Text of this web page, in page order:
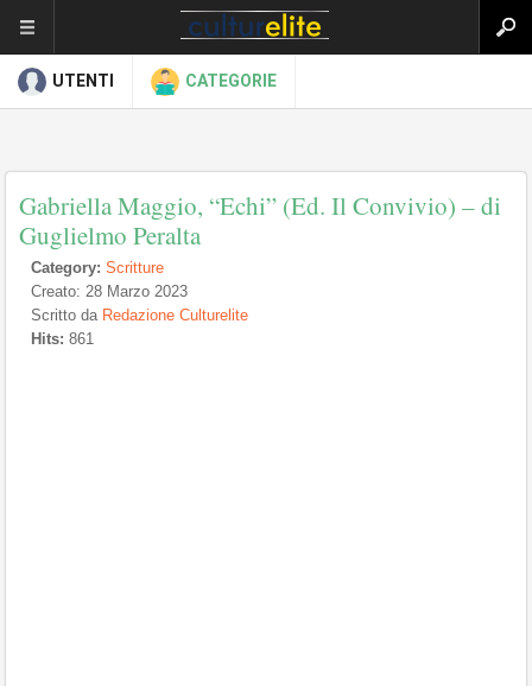
UTENTI CATEGORIE
Gabriella Maggio, “Echi” (Ed. Il Convivio) – di
Guglielmo Peralta
Category: Scritture
Creato: 28 Marzo 2023
Scritto da Redazione Culturelite
Hits: 861